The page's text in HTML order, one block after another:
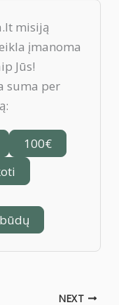
misiją
įmanoma
Jūs!
suma per
100€
NEXT